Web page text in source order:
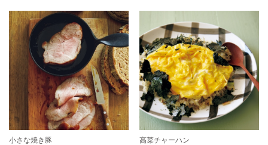
小さな焼き豚 高菜チャーハン